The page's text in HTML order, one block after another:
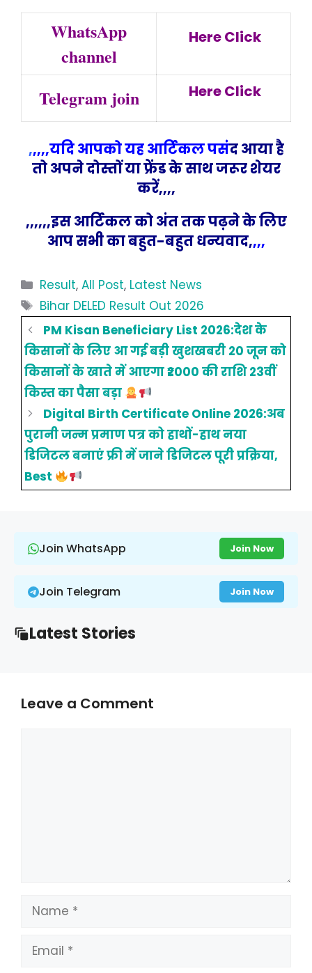
WhatsApp
channel
Here Click
Telegram join Here Click
,,,,,यदि आपको यह आर्टिकल पसंद आया है
तो अपने दोस्तों या फ्रेंड के साथ जरूर शेयर
करें,,,,
,,,,,,इस आर्टिकल को अंत तक पढ़ने के लिए
आप सभी का बहुत-बहुत धन्यवाद,,,,
Categories
Result,All Post, Latest News
Tags
Bihar DELED Result Out 2026
PM Kisan Beneficiary List 2026:देश के
किसानों के लिए आ गई बड़ी खुशखबरी 20 जून को
किसानों के खाते में आएगा ₹2000 की राशि 23वीं
किस्त का पैसा बड़ा
Digital Birth Certificate Online 2026:अब
पुरानी जन्म प्रमाण पत्र को हाथों-हाथ नया
डिजिटल बनाएं फ्री में जाने डिजिटल पूरी प्रक्रिया,
Best
Join WhatsApp Join Now
Join Telegram Join Now
Latest Stories
Leave a Comment
Name
Email